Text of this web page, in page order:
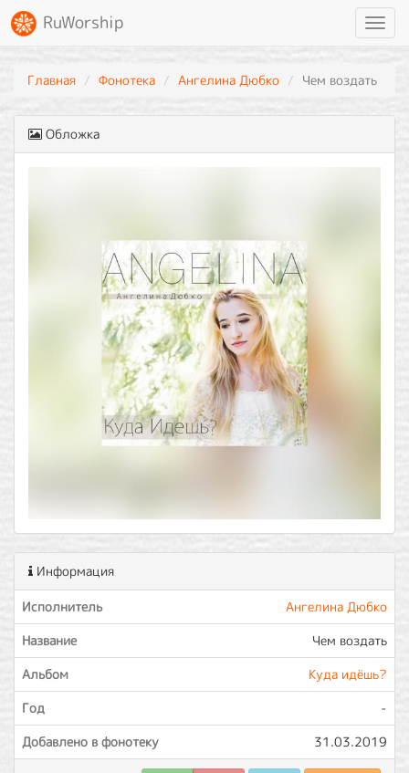
RuWorship
Главная Фонотека Ангелина Дюбко Чем воздать
Обложка
Информация
Исполнитель
Ангелина Дюбко
Название
Чем воздать
Альбом
Куда идёшь?
Год
-
Добавлено в фонотеку
31.03.2019